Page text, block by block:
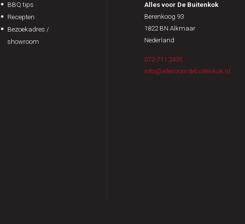
BBQ tips
Recepten
Bezoekadres /
showroom
Alles voor De Buitenkok
Berenkoog 93
1822 BN Alkmaar
Nederland
072-711 2435
info@allesvoordebuitenkok.nl